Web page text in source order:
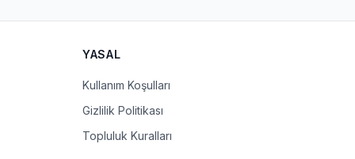
YASAL
Kullanım Koşulları
Gizlilik Politikası
Topluluk Kuralları